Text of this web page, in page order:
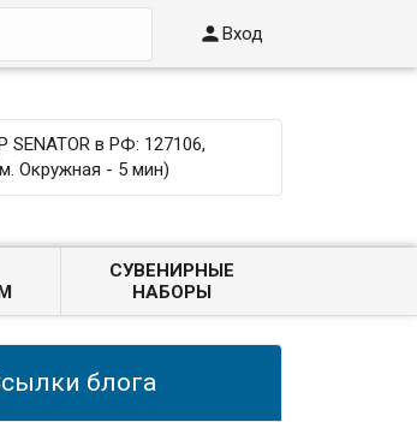
Вход
в РФ: 127106,
Окружная - 5 мин)
СУВЕНИРНЫЕ
НАБОРЫ
блога